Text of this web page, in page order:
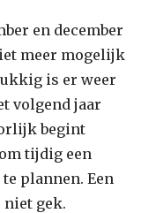
en december
meer mogelijk
is er weer
volgend jaar
begint
tijdig een
plannen. Een
niet gek.